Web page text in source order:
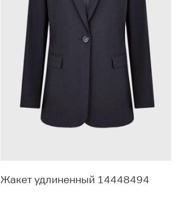
Жакет удлиненный 14448494